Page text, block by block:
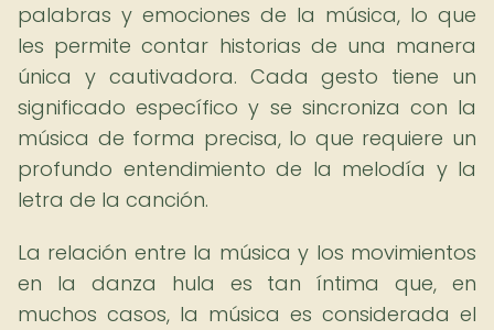
palabras y emociones de la música, lo que
les permite contar historias de una manera
única y cautivadora. Cada gesto tiene un
significado específico y se sincroniza con la
música de forma precisa, lo que requiere un
profundo entendimiento de la melodía y la
letra de la canción.
La relación entre la música y los movimientos
en la danza hula es tan íntima que, en
muchos casos, la música es considerada el